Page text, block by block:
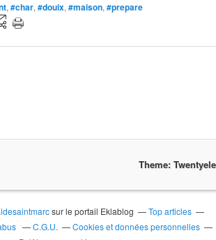
, #char, #douix, #maison, #prepare
Theme:
sur le portail Eklablog
Top articles
C.G.U.
Cookies et données personnelles